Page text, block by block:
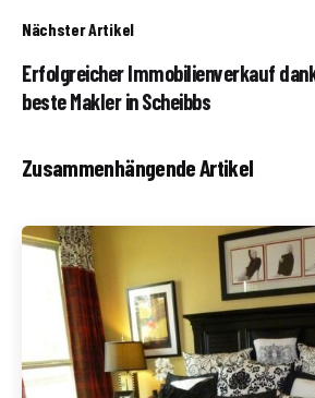
Nächster Artikel
Erfolgreicher Immobilienverkauf
beste Makler in Scheibbs
Zusammenhängende Artikel